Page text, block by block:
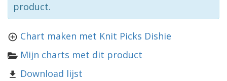
product.
Chart maken met Knit Picks Dishie
Mijn charts met dit product
Download lijst